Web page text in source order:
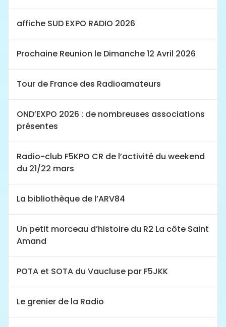
affiche SUD EXPO RADIO 2026
Prochaine Reunion le Dimanche 12 Avril 2026
Tour de France des Radioamateurs
OND’EXPO 2026 : de nombreuses associations
présentes
Radio-club F5KPO CR de l’activité du weekend
du 21/22 mars
La bibliothèque de l’ARV84
Un petit morceau d’histoire du R2 La côte Saint
Amand
POTA et SOTA du Vaucluse par F5JKK
Le grenier de la Radio